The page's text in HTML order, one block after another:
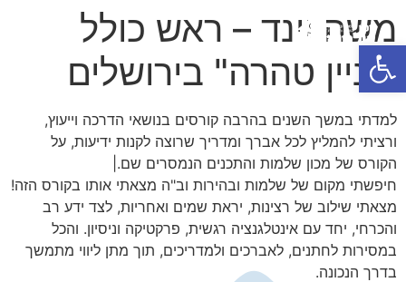
פתח סרגל נגישות
משה וינד – ראש כולל
'קניין טהרה" בירושלים
למדתי במשך השנים בהרבה קורסים בנושאי הדרכה וייעוץ,
ורציתי להמליץ לכל אברך ומדריך שרוצה לקנות ידיעות, על
הקורס של מכון שלמות והתכנים הנמסרים שם.|
חיפשתי מקום של שלמות ובהירות וב"ה מצאתי אותו בקורס הזה!
מצאתי שילוב של רצינות, יראת שמים ואחריות, לצד ידע רב
והכרחי, יחד עם אינטלגנציה רגשית, פרקטיקה וניסיון. והכל
במסירות לחתנים, לאברכים ולמדריכים, תוך מתן ליווי מתמשך
בדרך הנכונה.